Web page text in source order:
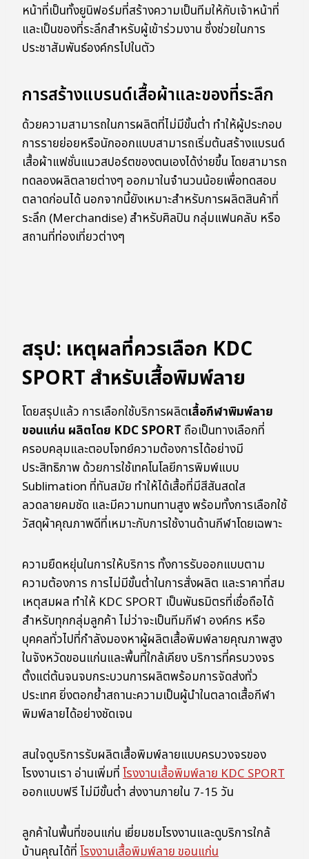
หน้าที่เป็นทั้งยูนิฟอร์มที่สร้างความเป็นทีมให้กับเจ้าหน้าที่
และเป็นของที่ระลึกสำหรับผู้เข้าร่วมงาน ซึ่งช่วยในการ
ประชาสัมพันธ์องค์กรไปในตัว
การสร้างแบรนด์เสื้อผ้าและของที่ระลึก
ด้วยความสามารถในการผลิตที่ไม่มีขั้นต่ำ ทำให้ผู้ประกอบ
การรายย่อยหรือนักออกแบบสามารถเริ่มต้นสร้างแบรนด์
เสื้อผ้าแฟชั่นแนวสปอร์ตของตนเองได้ง่ายขึ้น โดยสามารถ
ทดลองผลิตลายต่างๆ ออกมาในจำนวนน้อยเพื่อทดสอบ
ตลาดก่อนได้ นอกจากนี้ยังเหมาะสำหรับการผลิตสินค้าที่
ระลึก (Merchandise) สำหรับศิลปิน กลุ่มแฟนคลับ หรือ
สถานที่ท่องเที่ยวต่างๆ
สรุป: เหตุผลที่ควรเลือก KDC
SPORT สำหรับเสื้อพิมพ์ลาย
โดยสรุปแล้ว การเลือกใช้บริการผลิตเสื้อกีฬาพิมพ์ลาย
ขอนแก่น ผลิตโดย KDC SPORT ถือเป็นทางเลือกที่
ครอบคลุมและตอบโจทย์ความต้องการได้อย่างมี
ประสิทธิภาพ ด้วยการใช้เทคโนโลยีการพิมพ์แบบ
Sublimation ที่ทันสมัย ทำให้ได้เสื้อที่มีสีสันสดใส
ลวดลายคมชัด และมีความทนทานสูง พร้อมทั้งการเลือกใช้
วัสดุผ้าคุณภาพดีที่เหมาะกับการใช้งานด้านกีฬาโดยเฉพาะ
ความยืดหยุ่นในการให้บริการ ทั้งการรับออกแบบตาม
ความต้องการ การไม่มีขั้นต่ำในการสั่งผลิต และราคาที่สม
เหตุสมผล ทำให้ KDC SPORT เป็นพันธมิตรที่เชื่อถือได้
สำหรับทุกกลุ่มลูกค้า ไม่ว่าจะเป็นทีมกีฬา องค์กร หรือ
บุคคลทั่วไปที่กำลังมองหาผู้ผลิตเสื้อพิมพ์ลายคุณภาพสูง
ในจังหวัดขอนแก่นและพื้นที่ใกล้เคียง บริการที่ครบวงจร
ตั้งแต่ต้นจนจบกระบวนการผลิตพร้อมการจัดส่งทั่ว
ประเทศ ยิ่งตอกย้ำสถานะความเป็นผู้นำในตลาดเสื้อกีฬา
พิมพ์ลายได้อย่างชัดเจน
สนใจดูบริการรับผลิตเสื้อพิมพ์ลายแบบครบวงจรของ
โรงงานเรา อ่านเพิ่มที่โรงงานเสื้อพิมพ์ลาย KDC SPORT
ออกแบบฟรี ไม่มีขั้นต่ำ ส่งงานภายใน 7-15 วัน
ลูกค้าในพื้นที่ขอนแก่น เยี่ยมชมโรงงานและดูบริการใกล้
บ้านคุณได้ที่โรงงานเสื้อพิมพ์ลาย ขอนแก่น